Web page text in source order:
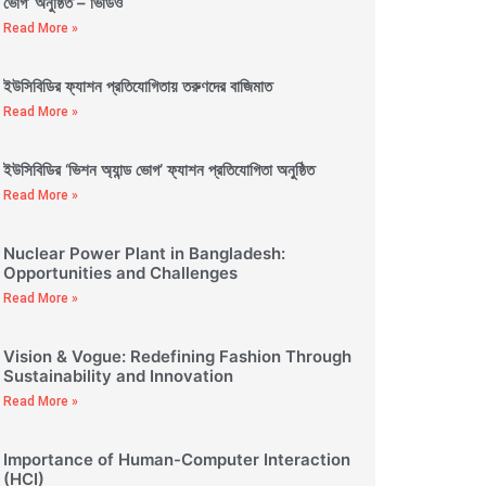
Read More »
ইউসিবিডির ফ্যাশন প্রতিযোগিতায় তরুণদের বাজিমাত
Read More »
ইউসিবিডির ‘ভিশন অ্যান্ড ভোগ’ ফ্যাশন প্রতিযোগিতা অনুষ্ঠিত
Read More »
Nuclear Power Plant in Bangladesh:
Opportunities and Challenges
Read More »
Vision & Vogue: Redefining Fashion Through
Sustainability and Innovation
Read More »
Importance of Human-Computer Interaction
(HCI)